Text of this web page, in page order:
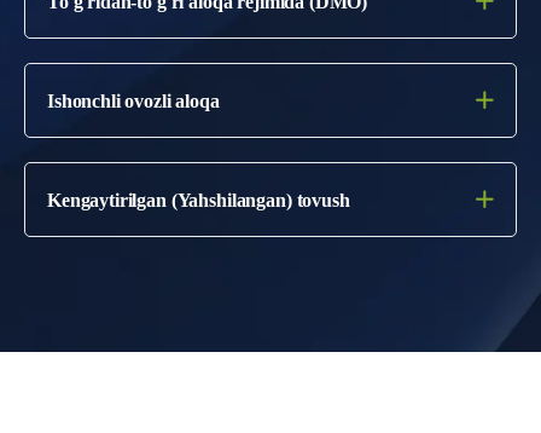
Ishonchli ovozli aloqa
Kengaytirilgan (Yahshilangan) tovush